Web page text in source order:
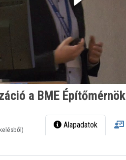
a BME
Alapadatok